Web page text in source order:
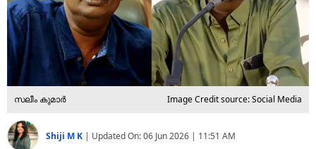
സലീം കുമാര്‍ Image Credit source: Social Media
Shiji M K | Updated On:06 Jun 2026 | 11:51 AM